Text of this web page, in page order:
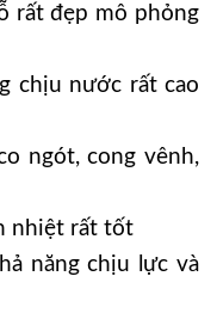
rất đẹp mô phỏng
chịu nước rất cao
ngót, cong vênh,
nhiệt rất tốt
năng chịu lực và